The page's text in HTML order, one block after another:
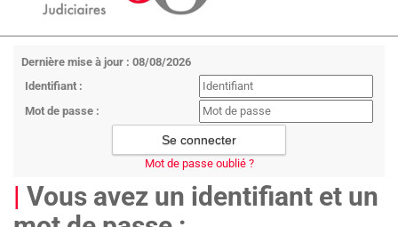
Dernière mise à jour : 08/08/2026
Identifiant :
Mot de passe :
Mot de passe oublié ?
| Vous avez un identifiant et un